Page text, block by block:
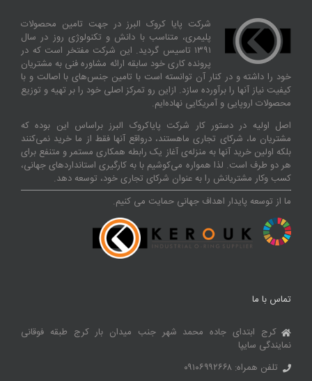
شرکت پایا کروک البرز در جهت تامین محصولات
پلیمری، متناسب با دانش و تکنولوژی روز در سال
۱۳۹۱ تاسیس گردید. این شرکت مفتخر است که در
پرونده کاری خود سابقه ارائه مشاوره فنی به مشتریان
خود را داشته و در کنار آن توانسته‌ است با تامین جنس‌های با اصالت و با
کیفیت نیاز آنها را برآورده سازد. ازاین‌ رو تمرکز اصلی خود را بر تهیه و توزیع
محصولات اروپایی و آمریکایی نهاده‌ایم.
اصل اولیه در دستور کار شرکت پایاکروک البرز براساس این بوده که
مشتریان ما، شرکای تجاری ماهستند، درواقع آنها فقط از ما خرید نمی‌کنند
بلکه اولین خرید آنها به منزله‌ی آغاز یک رابطه همکاری مستمر و متنفع برای
هر دو طرف است. لذا همواره می‌کوشیم با به کارگیری استانداردهای جهانی،
کسب‌ و‌کار مشتریانش را به عنوان شرکای تجاری خود، توسعه دهد.
ما از توسعه پایدار اهداف جهانی حمایت می کنیم.
تماس با ما
کرج ابتدای جاده محمد شهر جنب میدان بار کرج طبقه فوقانی
نمایندگی سایپا
تلفن همراه: ۰۹۱۰۶۹۹۲۶۶۸